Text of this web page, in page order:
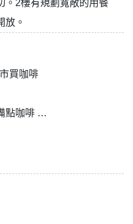
。2樓有規劃寬敞的用餐
放。
買咖啡
點咖啡 …